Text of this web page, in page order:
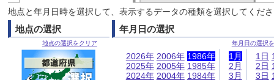
地点と年月日時を選択して、表示するデータの種類を選択してくだ
地点の選択
地点の選択をクリア
年月日の選択
年月日の選択
2026年
2025年
2024年
2006年
2005年
2004年
1986年
1985年
1984年
1月
2月
3月
1日
2日
3日